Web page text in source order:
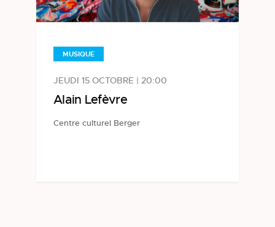
MUSIQUE
JEUDI 15 OCTOBRE | 20:00
Alain Lefèvre
Centre culturel Berger